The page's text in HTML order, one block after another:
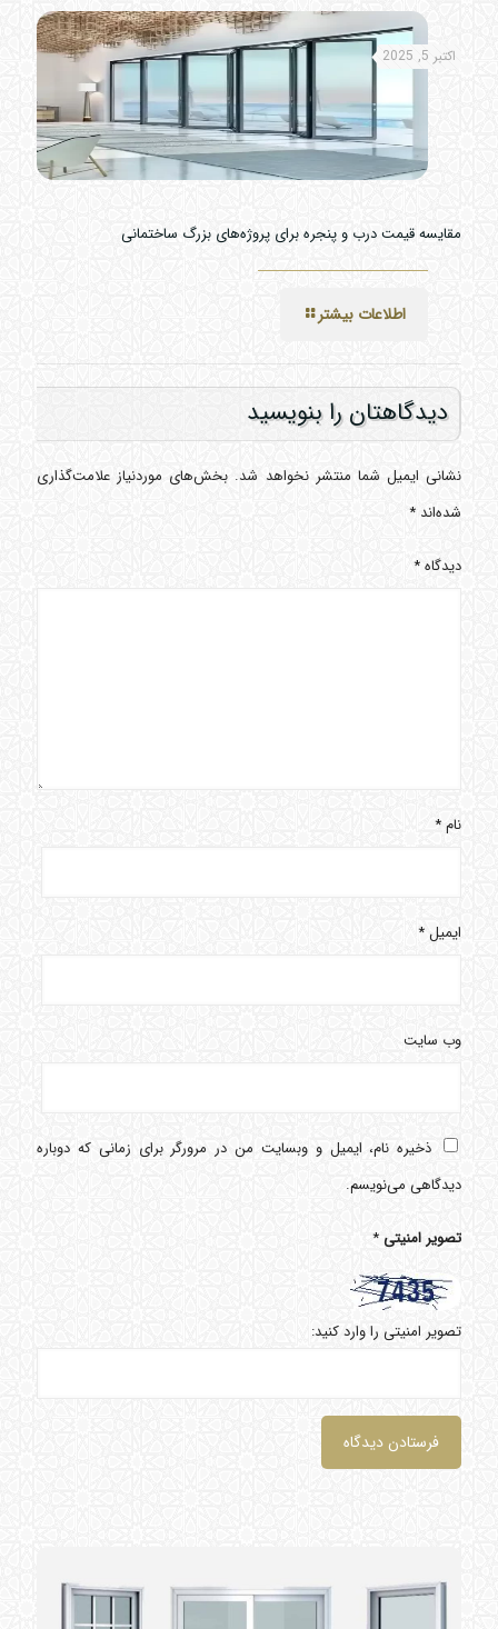
اکتبر 5, 2025
مقایسه قیمت درب و پنجره برای پروژه‌های بزرگ ساختمانی
اطلاعات بیشتر
دیدگاهتان را بنویسید
نشانی ایمیل شما منتشر نخواهد شد. بخش‌های موردنیاز علامت‌گذاری
شده‌اند *
دیدگاه*
نام*
ایمیل*
وب‌ سایت
ذخیره نام، ایمیل و وبسایت من در مرورگر برای زمانی که دوباره
دیدگاهی می‌نویسم.
تصویر امنیتی*
تصویر امنیتی را وارد کنید: